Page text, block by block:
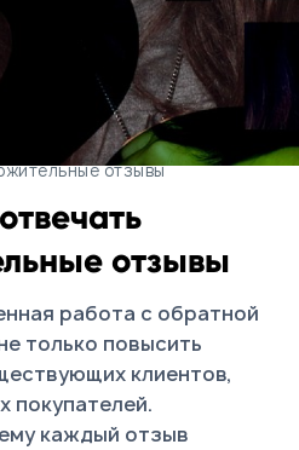
отзывы
работа с обратной
только повысить
клиентов,
покупателей.
каждый отзыв
отзывы